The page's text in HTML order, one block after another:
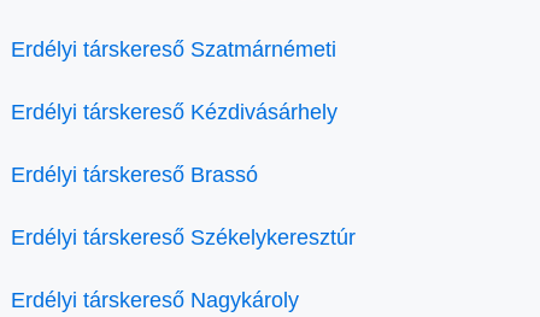
Erdélyi társkereső Szatmárnémeti
Erdélyi társkereső Kézdivásárhely
Erdélyi társkereső Brassó
Erdélyi társkereső Székelykeresztúr
Erdélyi társkereső Nagykároly